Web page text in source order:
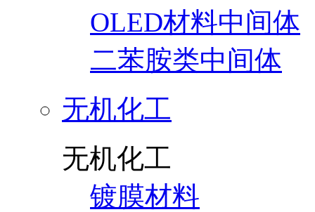
OLED材料中间体
二苯胺类中间体
无机化工
无机化工
镀膜材料